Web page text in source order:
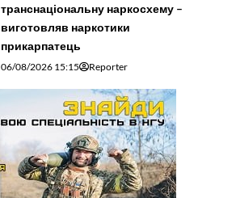
транснаціональну наркосхему –
виготовляв наркотики
прикарпатець
06/08/2026 15:15 Reporter